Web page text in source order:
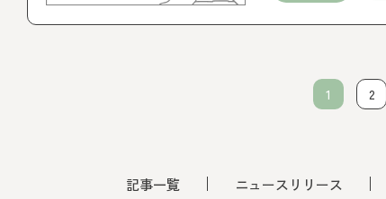
1 2
記事一覧 ニュースリリース